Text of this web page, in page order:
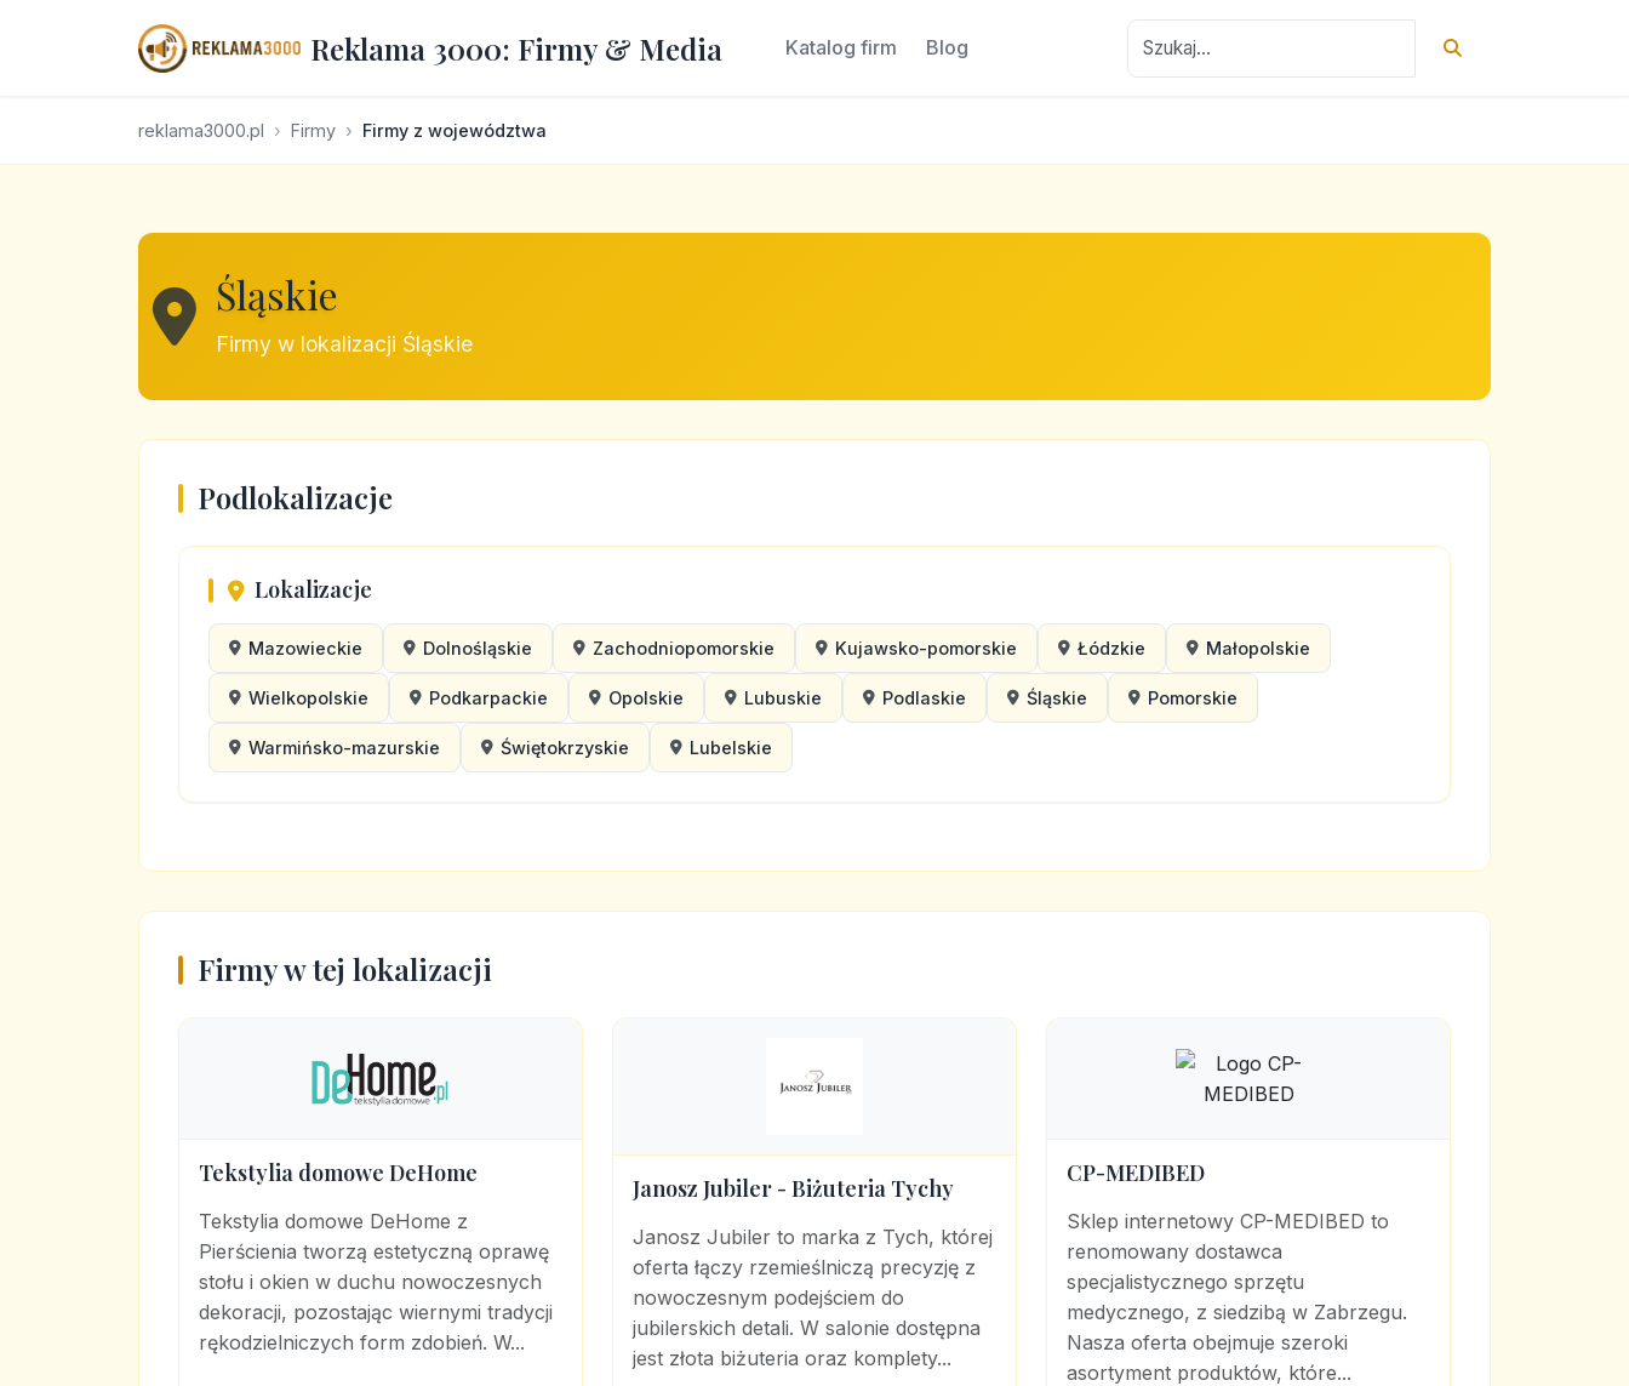
Reklama 3000: Firmy & Media Katalog firm Blog
reklama3000.pl Firmy Firmy z województwa
Śląskie
Firmy w lokalizacji Śląskie
Podlokalizacje
Lokalizacje
Mazowieckie Dolnośląskie Zachodniopomorskie Kujawsko-pomorskie Łódzkie Małopolskie
Wielkopolskie Podkarpackie Opolskie Lubuskie Podlaskie Śląskie Pomorskie
Warmińsko-mazurskie Świętokrzyskie Lubelskie
Firmy w tej lokalizacji
Tekstylia domowe DeHome
Tekstylia domowe DeHome z
Pierścienia tworzą estetyczną oprawę
stołu i okien w duchu nowoczesnych
dekoracji, pozostając wiernymi tradycji
rękodzielniczych form zdobień. W...
Janosz Jubiler - Biżuteria Tychy
Janosz Jubiler to marka z Tych, której
oferta łączy rzemieślniczą precyzję z
nowoczesnym podejściem do
jubilerskich detali. W salonie dostępna
jest złota biżuteria oraz komplety...
CP-MEDIBED
Sklep internetowy CP-MEDIBED to
renomowany dostawca
specjalistycznego sprzętu
medycznego, z siedzibą w Zabrzegu.
Nasza oferta obejmuje szeroki
asortyment produktów, które...